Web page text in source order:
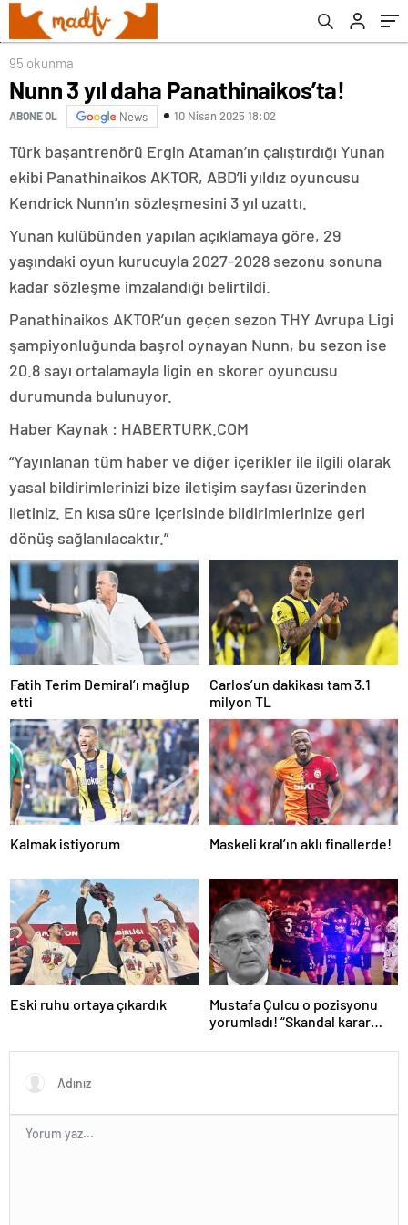
95 okunma
Nunn 3 yıl daha Panathinaikos’ta!
ABONE OL News 10 Nisan 2025 18:02
Türk başantrenörü Ergin Ataman’ın çalıştırdığı Yunan
ekibi Panathinaikos AKTOR, ABD’li yıldız oyuncusu
Kendrick Nunn’ın sözleşmesini 3 yıl uzattı.
Yunan kulübünden yapılan açıklamaya göre, 29
yaşındaki oyun kurucuyla 2027-2028 sezonu sonuna
kadar sözleşme imzalandığı belirtildi.
Panathinaikos AKTOR’un geçen sezon THY Avrupa Ligi
şampiyonluğunda başrol oynayan Nunn, bu sezon ise
20.8 sayı ortalamayla ligin en skorer oyuncusu
durumunda bulunuyor.
Haber Kaynak : HABERTURK.COM
“Yayınlanan tüm haber ve diğer içerikler ile ilgili olarak
yasal bildirimlerinizi bize iletişim sayfası üzerinden
iletiniz. En kısa süre içerisinde bildirimlerinize geri
dönüş sağlanılacaktır.”
Fatih Terim Demiral’ı mağlup
etti
Carlos’un dakikası tam 3.1
milyon TL
Kalmak istiyorum Maskeli kral’ın aklı finallerde!
Eski ruhu ortaya çıkardık
Mustafa Çulcu o pozisyonu
yorumladı! “Skandal karar